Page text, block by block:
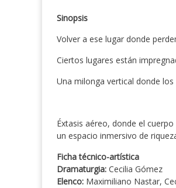
Sinopsis
Volver a ese lugar donde
Ciertos lugares están
Una milonga vertical donde
Éxtasis aéreo, donde el
un espacio inmersivo de
Ficha técnico-artística
Dramaturgia: Cecilia Gómez
Elenco: Maximiliano Nastar,